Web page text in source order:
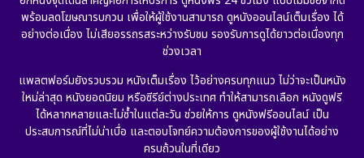
Gothic (6)
HBO GO (11)
HBO Max (2)
พร้อมลดโฆษณารบกวน เพื่อให้ผู้ใช้งานสามารถ ดูหนังออนไลน์เต็มเรื่อง ได้
อย่างต่อเนื่อง ไม่เสียอรรถรสระหว่างรับชม รองรับการดูได้ยาวต่อเนื่องทุก
ช่วงเวลา
แพลตฟอร์มยังรวบรวม หนังเต็มเรื่อง ไว้อย่างครบทุกแนว ไม่ว่าจะเป็นหนัง
ใหม่ล่าสุด หนังยอดนิยม หรือซีรีย์ต่างประเทศ ทำให้สามารถเลือก หนังดูฟรี
ได้หลากหลายและไม่ซ้ำในแต่ละวัน ช่วยให้การ ดูหนังฟรีออนไลน์ เป็น
ประสบการณ์ที่ไม่น่าเบื่อ และตอบโจทย์ความต้องการของผู้ใช้งานได้อย่าง
ครบถ้วนในที่เดียว